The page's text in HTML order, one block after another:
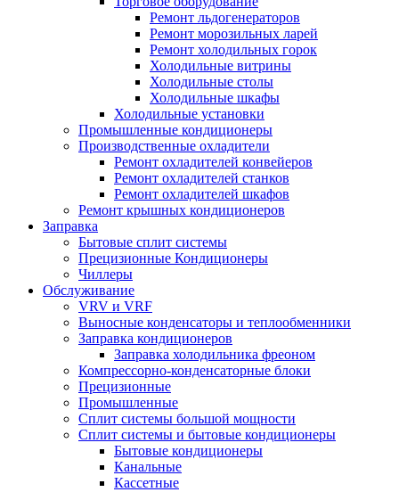
Ремонт льдогенераторов
Ремонт морозильных ларей
Ремонт холодильных горок
Холодильные витрины
Холодильные столы
Холодильные шкафы
Холодильные установки
Промышленные кондиционеры
Производственные охладители
Ремонт охладителей конвейеров
Ремонт охладителей станков
Ремонт охладителей шкафов
Ремонт крышных кондиционеров
Заправка
Бытовые сплит системы
Прецизионные Кондиционеры
Чиллеры
Обслуживание
VRV и VRF
Выносные конденсаторы и теплообменники
Заправка кондиционеров
Заправка холодильника фреоном
Компрессорно-конденсаторные блоки
Прецизионные
Промышленные
Сплит системы большой мощности
Сплит системы и бытовые кондиционеры
Бытовые кондиционеры
Канальные
Кассетные